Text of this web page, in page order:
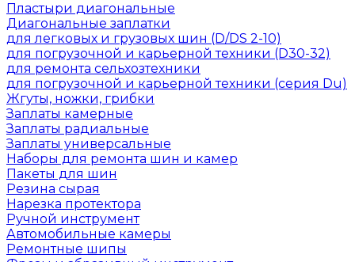
Пластыри диагональные
Диагональные заплатки
для легковых и грузовых шин (D/DS 2-10)
для погрузочной и карьерной техники (D30-32)
для ремонта сельхозтехники
для погрузочной и карьерной техники (серия Du)
Жгуты, ножки, грибки
Заплаты камерные
Заплаты радиальные
Заплаты универсальные
Наборы для ремонта шин и камер
Пакеты для шин
Резина сырая
Нарезка протектора
Ручной инструмент
Автомобильные камеры
Ремонтные шипы